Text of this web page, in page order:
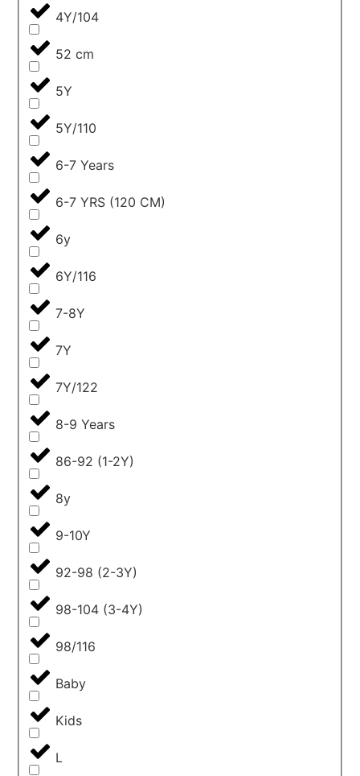
4Y/104
52 cm
5Y
5Y/110
6-7 Years
6-7 YRS (120 CM)
6y
6Y/116
7-8Y
7Y
7Y/122
8-9 Years
86-92 (1-2Y)
8y
9-10Y
92-98 (2-3Y)
98-104 (3-4Y)
98/116
Baby
Kids
L